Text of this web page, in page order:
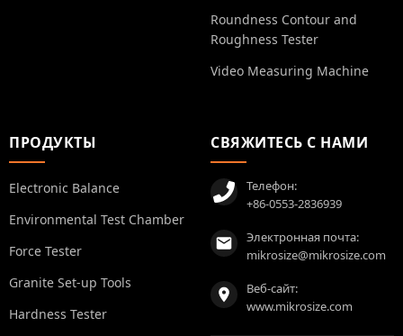
Roundness Contour and
Roughness Tester
Video Measuring Machine
ПРОДУКТЫ
Electronic Balance
Environmental Test Chamber
Force Tester
Granite Set-up Tools
Hardness Tester
СВЯЖИТЕСЬ С НАМИ
Телефон:
+86-0553-2836939
Электронная почта:
mikrosize@mikrosize.com
Веб-сайт:
www.mikrosize.com